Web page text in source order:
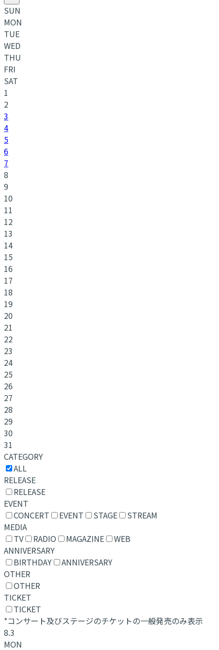
SUN
MON
TUE
WED
THU
FRI
SAT
1
2
3
4
5
6
7
8
9
10
11
12
13
14
15
16
17
18
19
20
21
22
23
24
25
26
27
28
29
30
31
CATEGORY
ALL
RELEASE
RELEASE
EVENT
CONCERT
EVENT STAGE
STREAM
MEDIA
TV
RADIO MAGAZINE
WEB
ANNIVERSARY
BIRTHDAY
ANNIVERSARY
OTHER
OTHER
TICKET
TICKET
*コンサート及びステージのチケットの一般発売のみ表示
8.3
MON